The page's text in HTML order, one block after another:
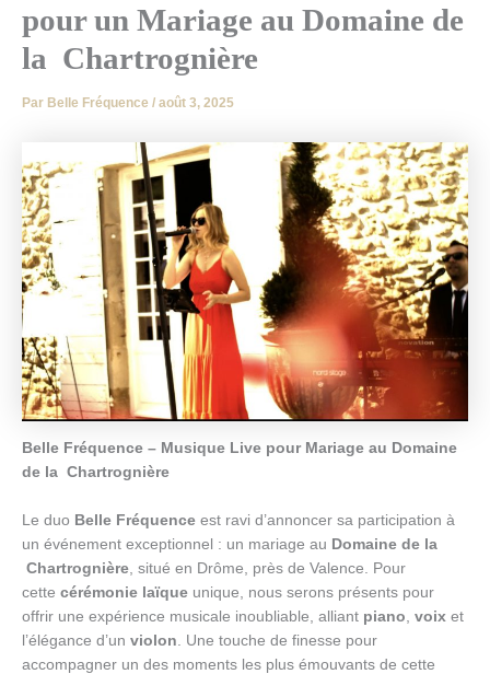
pour un Mariage au Domaine de
la Chartrognière
Par Belle Fréquence / août 3, 2025
Belle Fréquence – Musique Live pour Mariage au Domaine
de la Chartrognière
Le duo Belle Fréquence est ravi d’annoncer sa participation à
un événement exceptionnel : un mariage au Domaine de la
Chartrognière, situé en Drôme, près de Valence. Pour
cette cérémonie laïque unique, nous serons présents pour
offrir une expérience musicale inoubliable, alliant piano, voix et
l’élégance d’un violon. Une touche de finesse pour
accompagner un des moments les plus émouvants de cette